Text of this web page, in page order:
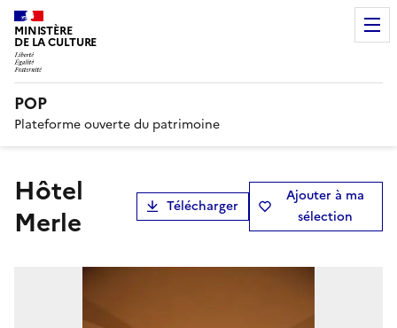
MINISTÈRE
DE LA CULTURE
POP
Plateforme ouverte du patrimoine
hôtel
Merle
Télécharger
Ajouter à ma
sélection